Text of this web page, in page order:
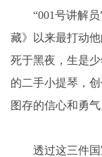
“001号讲解员”
藏》以来最打动
死于黑夜，生是
的二手小提琴，
图存的信心和勇气
透过这三件国